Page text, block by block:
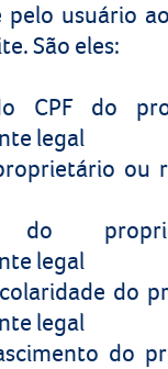
pelo usuário
São eles:
CPF do
legal
ou
do
legal
do
legal
do